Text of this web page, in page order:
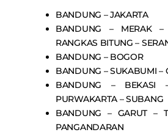
BANDUNG – JAKARTA
BANDUNG – MERAK –
RANGKAS BITUNG –
BANDUNG – BOGOR
BANDUNG – SUKABUMI –
BANDUNG – BEKASI
PURWAKARTA – SUBANG
BANDUNG – GARUT –
PANGANDARAN